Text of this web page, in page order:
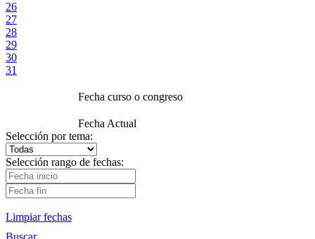
26
27
28
29
30
31
Fecha curso o congreso
Fecha Actual
Selección por tema:
Selección rango de fechas:
Limpiar fechas